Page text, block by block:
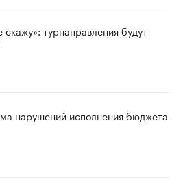
скажу»: турнаправления будут
нарушений исполнения бюджета